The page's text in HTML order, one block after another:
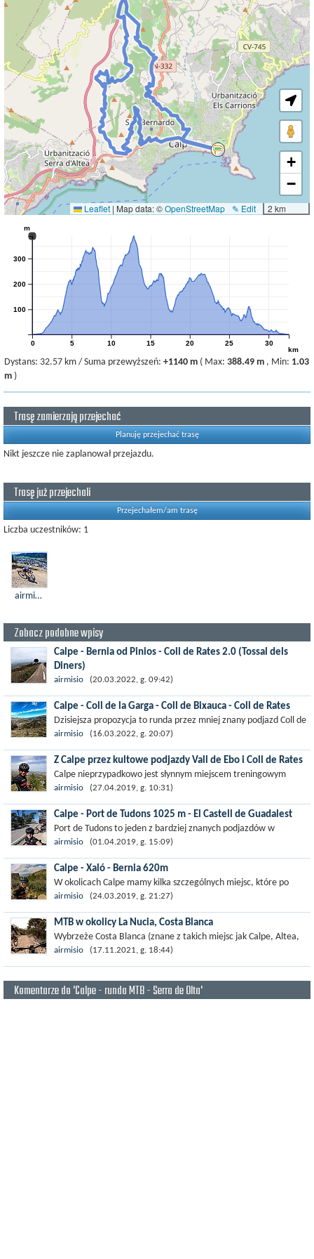
+
−
2 km
✎ Edit
Leaflet | Map data: ©OpenStreetMap
0 5 10 15 20 25 30
km
100
200
300
m
Dystans: 32.57 km / Suma przewyższeń: +1140 m ( Max: 388.49 m , Min: 1.03
m )
Trasę zamierzają przejechać
Planuję przejechać trasę
Nikt jeszcze nie zaplanował przejazdu.
Trasę już przejechali
Przejechałem/am trasę
Liczba uczestników: 1
airmisio
Zobacz podobne wpisy
Calpe - Bernia od Pinios - Coll de Rates 2.0 (Tossal dels
Diners)
Propozycja większej rundy — ok 100 km — zahaczająca o Port
Bèrnia (od strony Pinos) i Coll de Rates (z wjazdem na sam...
airmisio (20.03.2022, g. 09:42)
Calpe - Coll de la Garga - Coll de Bixauca - Coll de Rates
Dzisiejsza propozycja to runda przez mniej znany podjazd Coll de
la Garga, na który dostaniemy się z miejscowości Orba. W
dalszej częsci...
airmisio (16.03.2022, g. 20:07)
Z Calpe przez kultowe podjazdy Vall de Ebo i Coll de Rates
Calpe nieprzypadkowo jest słynnym miejscem treningowym
wybieranym przez kolarzy. W okolicy nie brakuje wyśmienitych
terenów do...
airmisio (27.04.2019, g. 10:31)
Calpe - Port de Tudons 1025 m - El Castell de Guadalest
Port de Tudons to jeden z bardziej znanych podjazdów w
niedalekiej okolicy Calpe. Wznosi się lekko powyzej 1 tys.
metrów i z tego też...
airmisio (01.04.2019, g. 15:09)
Calpe - Xaló - Bernia 620m
W okolicach Calpe mamy kilka szczególnych miejsc, które po
prostu trzeba odwiedzić. Jednym z takich jest Bernia, podjazd
wznosi się...
airmisio (24.03.2019, g. 21:27)
MTB w okolicy La Nucia, Costa Blanca
Wybrzeże Costa Blanca (znane z takich miejsc jak Calpe, Altea,
La Nucia) często wybierane jest jako idealne miejsce na
przygotowania do sezonu...
airmisio (17.11.2021, g. 18:44)
Komentarze do 'Calpe - runda MTB - Serra de Olta'